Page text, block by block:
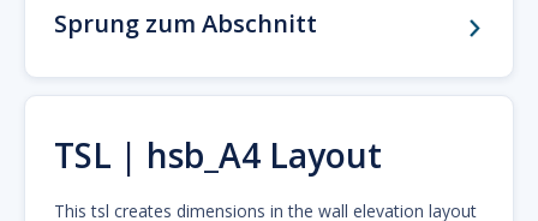
Sprung zum Abschnitt
TSL | hsb_A4 Layout
This tsl creates dimensions in the wall elevation layout